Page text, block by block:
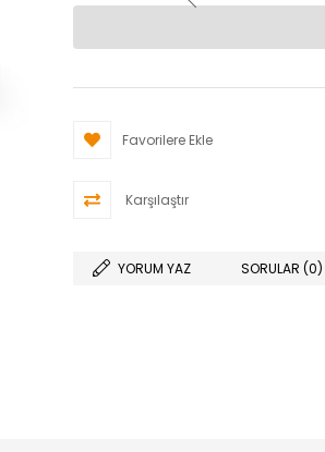
Favorilere Ekle
Karşılaştır
YORUM YAZ SORULAR